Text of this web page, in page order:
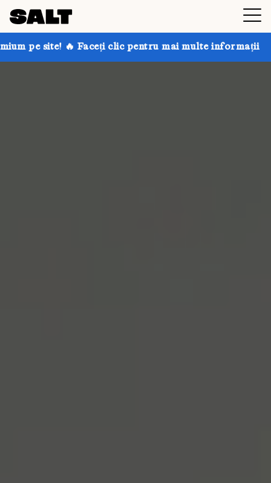
Faceți clic pentru mai multe informații Obțineți